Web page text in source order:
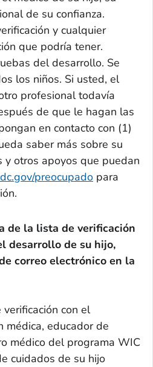
de su confianza.
y cualquier
que podría tener.
del desarrollo. Se
los niños. Si usted, el
profesional todavía
de que le hagan las
en contacto con (1)
saber más sobre su
y otros apoyos que puedan
preocupado para
de la lista de verificación
desarrollo de su hijo,
correo electrónico en la
con el
médica, educador de
médico del programa WIC
cuidados de su hijo